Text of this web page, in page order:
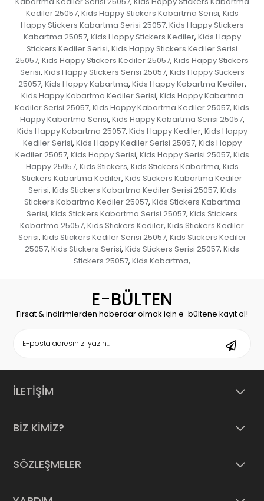
Kediler 25057, Kids Happy Stickers Kabartma Serisi, Kids
Happy Stickers Kabartma Serisi 25057, Kids Happy Stickers
Kabartma 25057, Kids Happy Stickers Kediler, Kids Happy
Stickers Kediler Serisi, Kids Happy Stickers Kediler Serisi
25057, Kids Happy Stickers Kediler 25057, Kids Happy Stickers
Serisi, Kids Happy Stickers Serisi 25057, Kids Happy Stickers
25057, Kids Happy Kabartma, Kids Happy Kabartma Kediler,
Kids Happy Kabartma Kediler Serisi, Kids Happy Kabartma
Kediler Serisi 25057, Kids Happy Kabartma Kediler 25057, Kids
Happy Kabartma Serisi, Kids Happy Kabartma Serisi 25057,
Kids Happy Kabartma 25057, Kids Happy Kediler, Kids Happy
Kediler Serisi, Kids Happy Kediler Serisi 25057, Kids Happy
Kediler 25057, Kids Happy Serisi, Kids Happy Serisi 25057, Kids
Happy 25057, Kids Stickers, Kids Stickers Kabartma, Kids
Stickers Kabartma Kediler, Kids Stickers Kabartma Kediler
Serisi, Kids Stickers Kabartma Kediler Serisi 25057, Kids
Stickers Kabartma Kediler 25057, Kids Stickers Kabartma
Serisi, Kids Stickers Kabartma Serisi 25057, Kids Stickers
Kabartma 25057, Kids Stickers Kediler, Kids Stickers Kediler
Serisi, Kids Stickers Kediler Serisi 25057, Kids Stickers Kediler
25057, Kids Stickers Serisi, Kids Stickers Serisi 25057, Kids
Stickers 25057, Kids Kabartma,
E-BÜLTEN
Fırsat & indirimlerden haberdar olmak için e-bültene kayıt ol!
İLETİŞİM
BİZ KİMİZ?
SÖZLEŞMELER